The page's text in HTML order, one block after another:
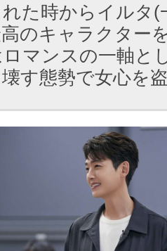
た時からイルタ
のキャラクター
マンスの一軸と
す態勢で女心を